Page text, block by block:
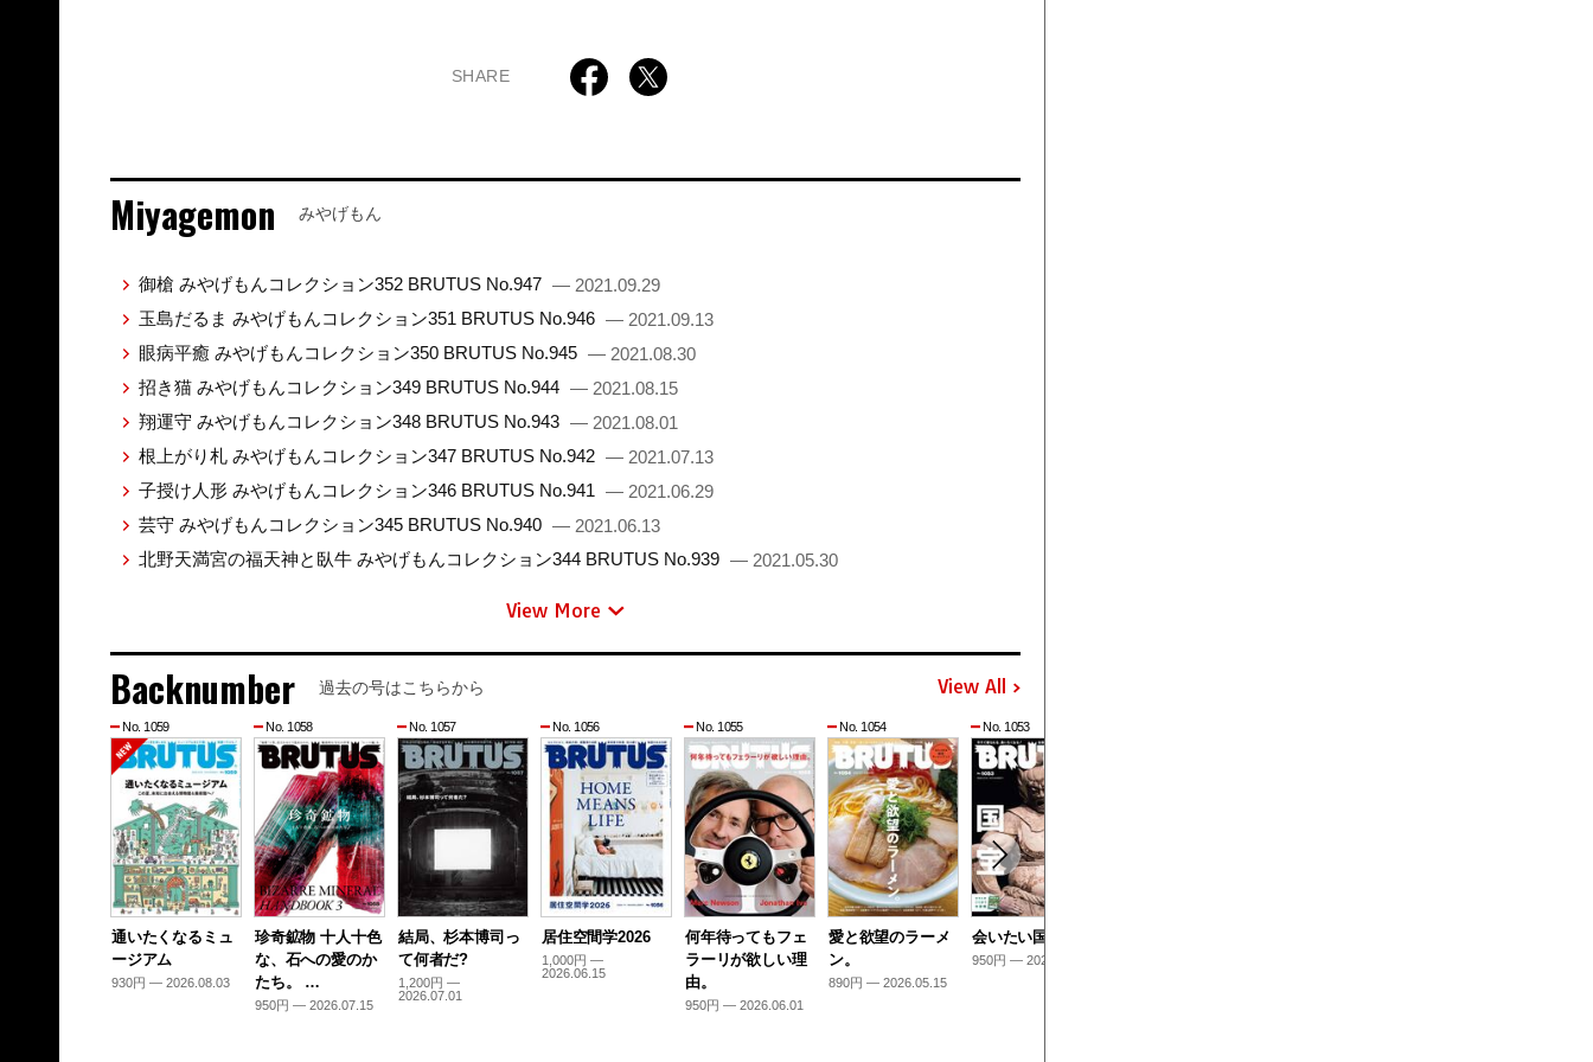
SHARE
Miyagemon みやげもん
御槍 みやげもんコレクション352 BRUTUS No.947 — 2021.09.29
玉島だるま みやげもんコレクション351 BRUTUS No.946 — 2021.09.13
眼病平癒 みやげもんコレクション350 BRUTUS No.945 — 2021.08.30
招き猫 みやげもんコレクション349 BRUTUS No.944 — 2021.08.15
翔運守 みやげもんコレクション348 BRUTUS No.943 — 2021.08.01
根上がり札 みやげもんコレクション347 BRUTUS No.942 — 2021.07.13
子授け人形 みやげもんコレクション346 BRUTUS No.941 — 2021.06.29
芸守 みやげもんコレクション345 BRUTUS No.940 — 2021.06.13
北野天満宮の福天神と臥牛 みやげもんコレクション344 BRUTUS No.939 — 2021.05.30
View More
Backnumber 過去の号はこちらから View All
No. 1059
通いたくなるミュ
ージアム
930円 — 2026.08.03
No. 1058
珍奇鉱物 十人十色
な、石への愛のか
たち。 …
950円 — 2026.07.15
No. 1057
結局、杉本博司っ
て何者だ?
1,200円 —
2026.07.01
No. 1056
居住空間学2026
1,000円 —
2026.06.15
No. 1055
何年待ってもフェ
ラーリが欲しい理
由。
950円 — 2026.06.01
No. 1054
愛と欲望のラーメ
ン。
890円 — 2026.05.15
No. 1053
会いたい国宝
950円 — 2026.05.01